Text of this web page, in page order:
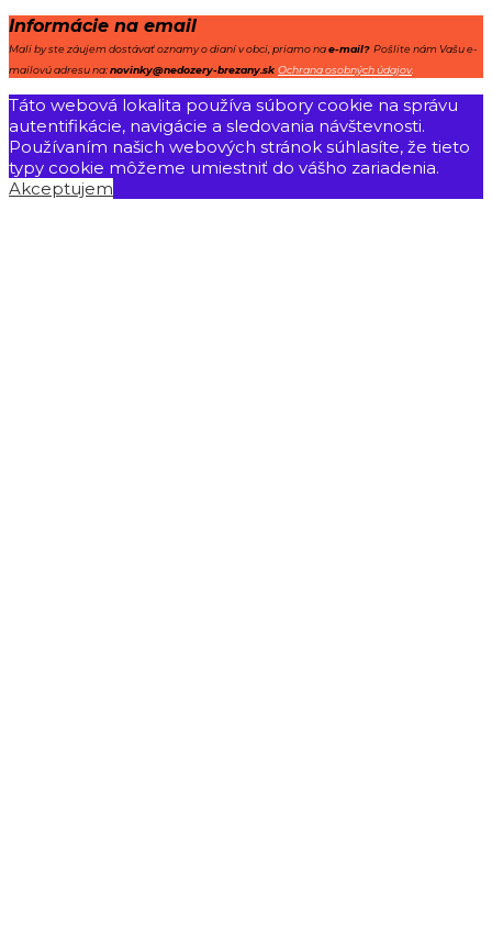
Informácie na email
Mali by ste záujem dostávať oznamy o dianí v obci, priamo nae-mail? Pošlite nám Vašu e-
mailovú adresu na:novinky@nedozery-brezany.skOchrana osobných údajov.
Táto webová lokalita používa súbory cookie na správu
autentifikácie, navigácie a sledovania návštevnosti.
Používaním našich webových stránok súhlasíte, že tieto
typy cookie môžeme umiestniť do vášho zariadenia.
Akceptujem